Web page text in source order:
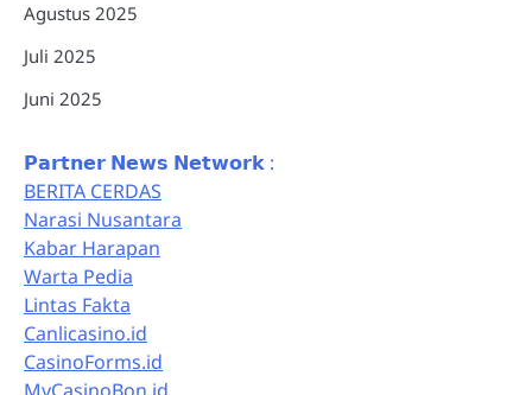
Agustus 2025
Juli 2025
Juni 2025
𝗣𝗮𝗿𝘁𝗻𝗲𝗿 𝗡𝗲𝘄𝘀 𝗡𝗲𝘁𝘄𝗼𝗿𝗸 :
BERITA CERDAS
Narasi Nusantara
Kabar Harapan
Warta Pedia
Lintas Fakta
Canlicasino.id
CasinoForms.id